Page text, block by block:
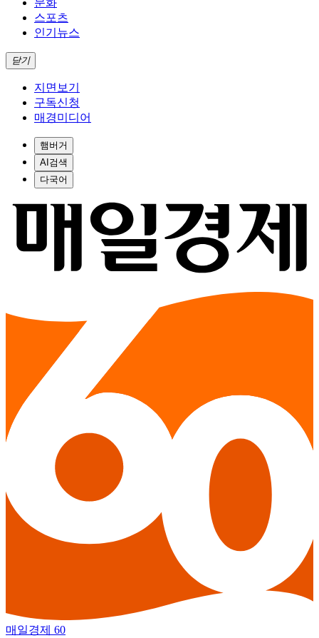
스포츠
인기뉴스
닫기
지면보기
구독신청
매경미디어
햄버거
AI검색
다국어
매일경제 60